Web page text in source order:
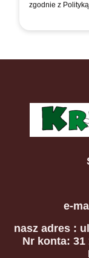
zgodnie z
e-
nasz adres :
Nr konta: 31